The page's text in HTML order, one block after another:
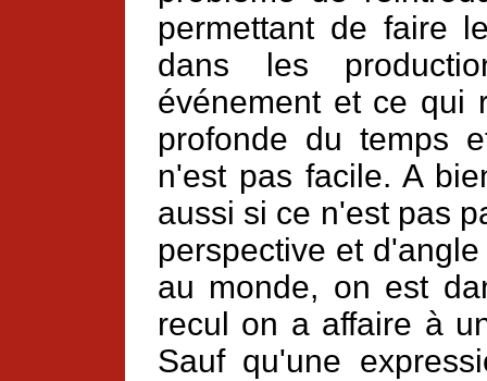
permettant de faire
dans les
événement et ce qui
profonde du temps
n'est pas facile. A
aussi si ce n'est pas
perspective et
au monde, on est
recul on a affaire à
Sauf qu'une